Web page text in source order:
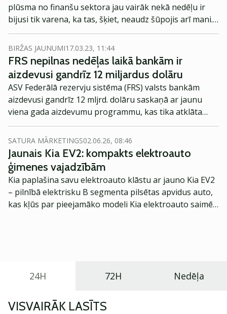
plūsma no finanšu sektora jau vairāk nekā nedēļu ir
bijusi tik varena, ka tas, šķiet, neaudz šūpojis arī mani.
ASV sākušas bankrotēt palielas (bet ne pārāk) bankas,
un arī Eiropā likās, ka tuvāko dienu jautājums būs
Credit Suisse aiziešana pa burbuli. Lai nu kā – šoreiz,
droši vien ietekmējoties arī no vispārējās ažiotāžas,
izlēmu paskatīties uz ASV finanšu sektoru.
BIRŽAS JAUNUMI17.03.23, 11:44
FRS nepilnas nedēļas laikā bankām ir
aizdevusi gandrīz 12 miljardus dolāru
ASV Federālā rezervju sistēma (FRS) valsts bankām
aizdevusi gandrīz 12 mljrd. dolāru saskaņā ar jaunu
viena gada aizdevumu programmu, kas tika atklāta
svētdien, jo valdība sāka mazināt spriedzi finanšu
sistēmā pēc Silīcija ielejas bankas sabrukuma, ziņo
Lietuvas medijs Verslo Žinios.
SATURA MĀRKETINGS02.06.26, 08:46
Jaunais Kia EV2: kompakts elektroauto
ģimenes vajadzībām
Kia paplašina savu elektroauto klāstu ar jauno Kia EV2
– pilnībā elektrisku B segmenta pilsētas apvidus auto,
kas kļūs par pieejamāko modeli Kia elektroauto saimē
24H 72H Nedēļa
VISVAIRĀK LASĪTS